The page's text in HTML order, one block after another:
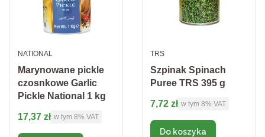
Marynowane pickle
czosnkowe Garlic
Pickle National 1 kg
PRODUCENT
NATIONAL
Cena brutto
17,37 zł w tym %s VAT
w tym 8% VAT
Szpinak Spinach
Puree TRS 395 g
PRODUCENT
TRS
Cena brutto
7,72 zł w tym %s VAT
w tym 8% VAT
Do koszyka